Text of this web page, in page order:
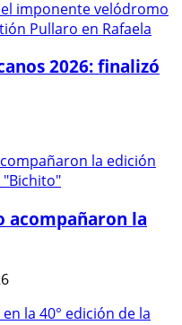
2026: finalizó
acompañaron la